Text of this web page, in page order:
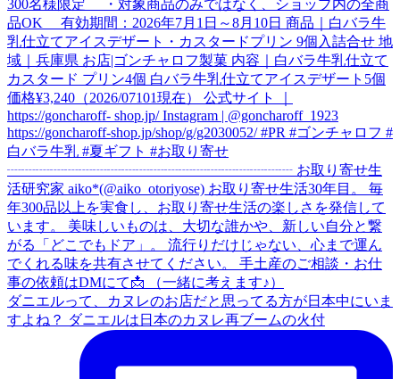
ダニエルって、カヌレのお店だと思ってる方が日本中にいま
すよね？ ダニエルは日本のカヌレ再ブームの火付